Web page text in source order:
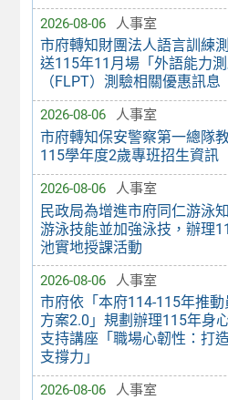
2026-08-06 人事室
市府轉知財團法人語言訓練
送115年11月場「外語能力測
（FLPT）測驗相關優惠訊息
2026-08-06 人事室
市府轉知保安警察第一總隊
115學年度2歲專班招生資訊
2026-08-06 人事室
民政局為增進市府同仁游泳
游泳技能並加強泳技，辦理
池實地授課活動
2026-08-06 人事室
市府依「本府114-115年推動
方案2.0」規劃辦理115年身
支持講座「職場心韌性：打
支撐力」
2026-08-06 人事室